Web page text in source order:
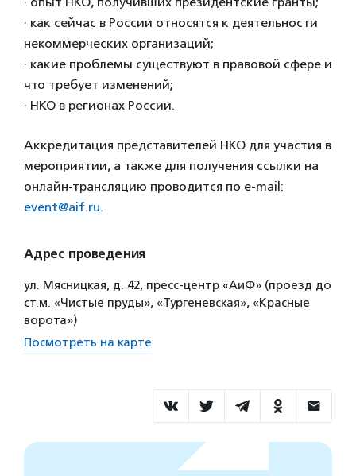
· как сейчас в России относятся к деятельности
некоммерческих организаций;
· какие проблемы существуют в правовой сфере и
что требует изменений;
· НКО в регионах России.
Аккредитация представителей НКО для участия в
мероприятии, а также для получения ссылки на
онлайн-трансляцию проводится по e-mail:
event@aif.ru.
Адрес проведения
ул. Мясницкая, д. 42, пресс-центр «АиФ» (проезд до
ст.м. «Чистые пруды», «Тургеневская», «Красные
ворота»)
Посмотреть на карте